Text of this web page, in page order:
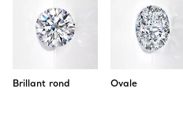
Brillant rond Ovale